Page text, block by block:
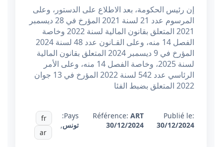
إن رئيس الحكومة، بعد الاطلاع على الدستور، وعلى
المرسوم عدد 21 لسنة 2021 المؤرخ في 28 ديسمبر
2021 المتعلق بقانون المالية لسنة 2022 وخاصة
الفصل 14 منه، وعلى القـانون عدد 48 لسنة 2024
المؤرخ في 9 ديسمبر 2024 المتعلق بقانون المالية
لسنة 2025، وخاصة الفصل 14 منه، وعلى الأمر
الرئاسي عدد 542 لسنة 2022 المؤرخ في 13 جوان
2022 المتعلق بضبط الفئا
Publié le:
30/12/2024
Référence:ART
30/12/2024
Pays:
تونس,
fr
ar